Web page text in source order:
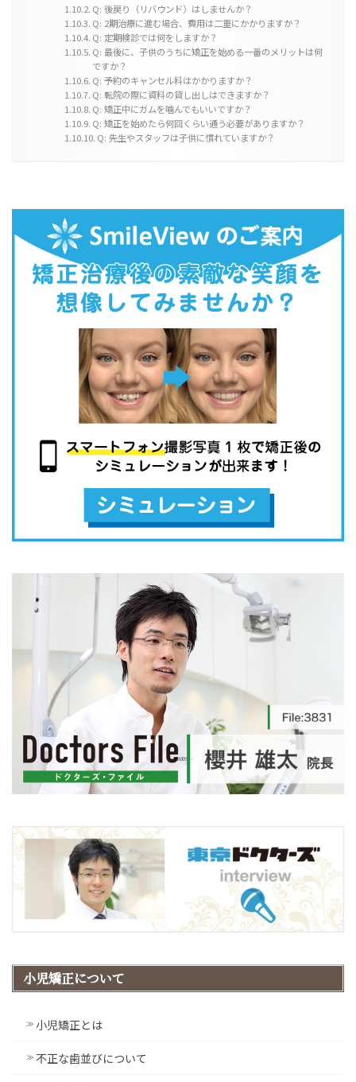
Q: 後戻り（リバウンド）はしませんか？
Q: 2期治療に進む場合、費用は二重にかかりますか？
Q: 定期検診では何をしますか？
Q: 最後に、子供のうちに矯正を始める一番のメリットは何
ですか？
Q: 予約のキャンセル料はかかりますか？
Q: 転院の際に資料の貸し出しはできますか？
Q: 矯正中にガムを噛んでもいいですか？
Q: 矯正を始めたら何回くらい通う必要がありますか？
Q: 先生やスタッフは子供に慣れていますか？
小児矯正について
小児矯正とは
不正な歯並びについて